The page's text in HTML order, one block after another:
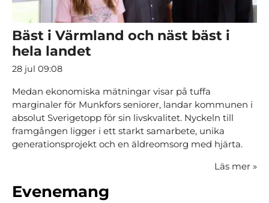
Bäst i Värmland och näst bäst i
hela landet
28 jul 09:08
Medan ekonomiska mätningar visar på tuffa
marginaler för Munkfors seniorer, landar kommunen i
absolut Sverigetopp för sin livskvalitet. Nyckeln till
framgången ligger i ett starkt samarbete, unika
generationsprojekt och en äldreomsorg med hjärta.
Läs mer »
Evenemang